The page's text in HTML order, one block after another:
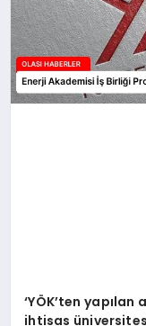
‘YÖK’ten
ihtisas